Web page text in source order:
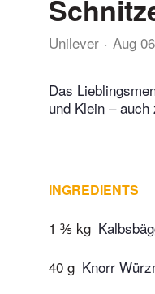
Unilever Aug
Das
und Klein –
INGREDIENTS
1 ⅗ kg
40 g Knorr